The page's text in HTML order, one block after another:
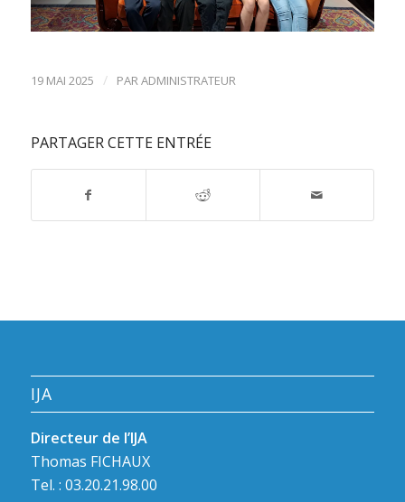
19 MAI 2025 / PARADMINISTRATEUR
PARTAGER CETTE ENTRÉE
IJA
Directeur de l’IJA
Thomas FICHAUX
Tel. : 03.20.21.98.00